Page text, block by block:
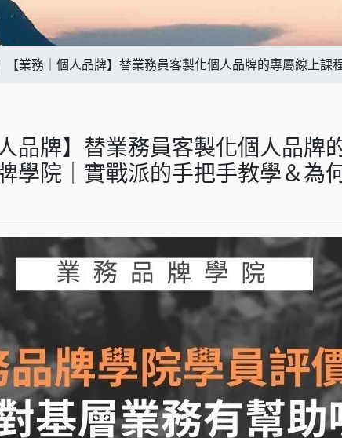
【業務｜個人品牌】替業務員客製化個人品牌的專屬線上
品牌】替業務員客製化個人品牌
學院｜實戰派的手把手教學＆為